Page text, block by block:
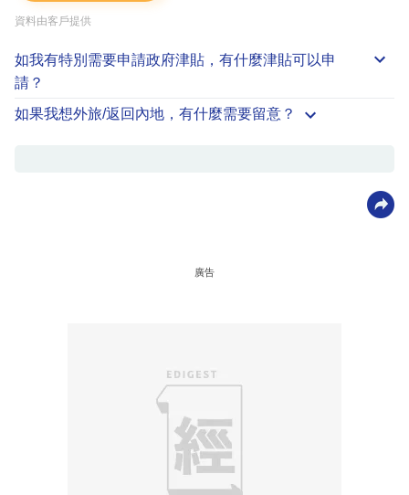
資料由客戶提供
如我有特別需要申請政府津貼 ，有什麼津貼可以申
請？
如果我想外旅/返回內地，有什麼需要留意？
廣告